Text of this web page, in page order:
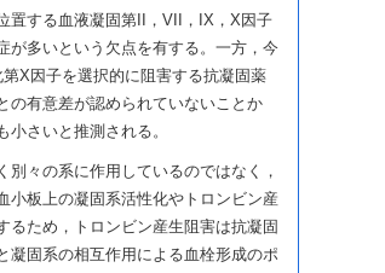
置する血液凝固第II，VII，IX，X因子
が多いという欠点を有する。一方，今
X因子を選択的に阻害する抗凝固薬
の有意差が認められていないことか
さいと推測される。
々の系に作用しているのではなく，
小板上の凝固系活性化やトロンビン産
るため，トロンビン産生阻害は抗凝固
凝固系の相互作用による血栓形成のポ